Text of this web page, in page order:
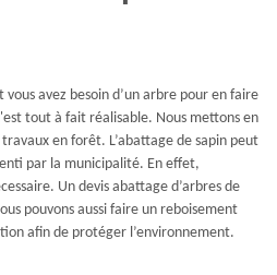
avez besoin d’un arbre pour en faire
tout à fait réalisable. Nous mettons en
en forêt. L’abattage de sapin peut
par la municipalité. En effet,
Un devis abattage d’arbres de
pouvons aussi faire un reboisement
afin de protéger l’environnement.